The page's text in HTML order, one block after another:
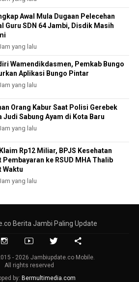
Awal Mula Dugaan Pelecehan
Guru SDN 64 Jambi, Disdik Masih
yang lalu
Wamendikdasmen, Pemkab Bungo
Aplikasi Bungo Pintar
yang lalu
Orang Kabur Saat Polisi Gerebek
Judi Sabung Ayam di Kota Baru
yang lalu
Rp12 Miliar, BPJS Kesehatan
Pembayaran ke RSUD MHA Thalib
Waktu
yang lalu
Berita Jambi Paling Update
- 2026 Jambiupdate.co Mobile.
All rights reserved
by: Bermultimedia.com